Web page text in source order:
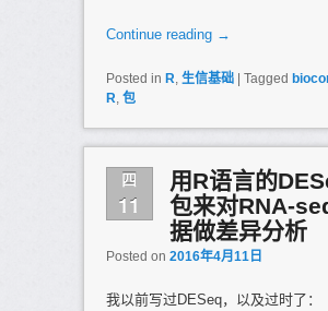
Continue reading →
Posted in R, 生信基础 Tagged
R, 包
四
11
用R语言的
包来对RNA-
据做差异分析
Posted on 2016年4月11日
我以前写过DESeq，以及过时了：